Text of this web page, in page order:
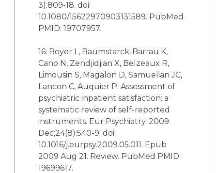
3):809-18. doi:
10.1080/15622970903131589. PubMed
PMID: 19707957.
16: Boyer L, Baumstarck-Barrau K,
Cano N, Zendjidjian X, Belzeaux R,
Limousin S, Magalon D, Samuelian JC,
Lancon C, Auquier P. Assessment of
psychiatric inpatient satisfaction: a
systematic review of self-reported
instruments. Eur Psychiatry. 2009
Dec;24(8):540-9. doi:
10.1016/j.eurpsy.2009.05.011. Epub
2009 Aug 21. Review. PubMed PMID:
19699617.